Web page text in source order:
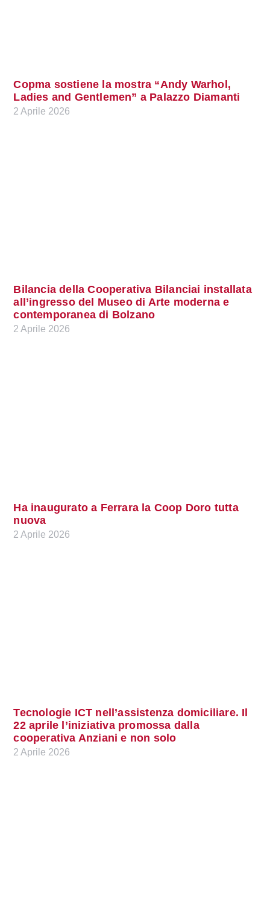
Copma sostiene la mostra “Andy Warhol,
Ladies and Gentlemen” a Palazzo Diamanti
2 Aprile 2026
Bilancia della Cooperativa Bilanciai installata
all’ingresso del Museo di Arte moderna e
contemporanea di Bolzano
2 Aprile 2026
Ha inaugurato a Ferrara la Coop Doro tutta
nuova
2 Aprile 2026
Tecnologie ICT nell’assistenza domiciliare. Il
22 aprile l’iniziativa promossa dalla
cooperativa Anziani e non solo
2 Aprile 2026